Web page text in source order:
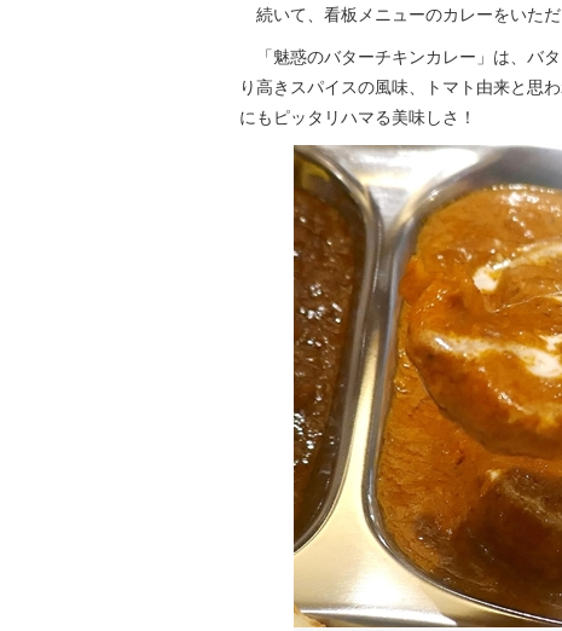
続いて、看板メニューのカレーをいただ
「魅惑のバターチキンカレー」は、バ
り高きスパイスの風味、トマト由来と思
にもピッタリハマる美味しさ！